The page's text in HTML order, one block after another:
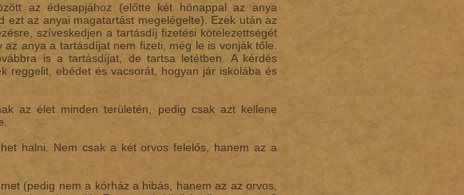
az édesapjához (előtte két hónappal az anya
az anyai magatartást megelégelte). Ezek után az
szíveskedjen a tartásdíj fizetési kötelezettségét
anya a tartásdíjat nem fizeti, még le is vonják tőle.
is a tartásdíjat, de tartsa letétben. A kérdés
reggelit, ebédet és vacsorát, hogyan jár iskolába és
az élet minden területén, pedig csak azt kellene
halni. Nem csak a két orvos felelős, hanem az a
(pedig nem a kórház a hibás, hanem az az orvos,